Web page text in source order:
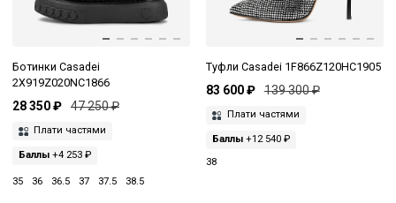
Ботинки Casadei
2X919Z020NC1866
28 350 ₽ 47 250 ₽
Плати частями
Баллы +4 253 ₽
35 36 36.5 37 37.5 38.5
Туфли Casadei 1F866Z120HC1905
83 600 ₽ 139 300 ₽
Плати частями
Баллы+12 540 ₽
38